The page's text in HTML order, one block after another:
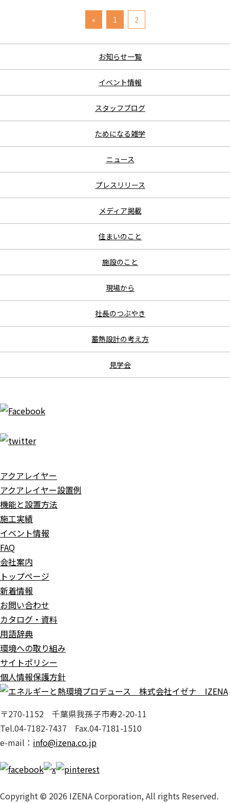
« 1 2
お知らせ一覧
イベント情報
スタッフブログ
ためになる雑学
ニュース
プレスリリース
メディア掲載
住まいのこと
施設のこと
現場から
社長のつぶやき
蓄熱設計の考え方
見学会
アクアレイヤー
アクアレイヤー設置例
機能と設置方法
施工実績
イベント情報
FAQ
会社案内
トップページ
新着情報
お問い合わせ
カタログ・資料
用語辞典
環境への取り組み
サイトポリシー
個人情報保護方針
〒270-1152 千葉県我孫子市寿2-20-11
Tel.04-7182-7437 Fax.04-7181-1510
e-mail： info@izena.co.jp
Copyright © 2026 IZENA Corporation, All rights Reserved.